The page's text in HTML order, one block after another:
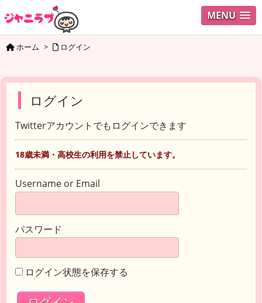
MENU
ホーム > ログイン
ログイン
Twitterアカウントでもログインできます
18歳未満・高校生の利用を禁止しています。
Username or Email
パスワード
ログイン状態を保存する